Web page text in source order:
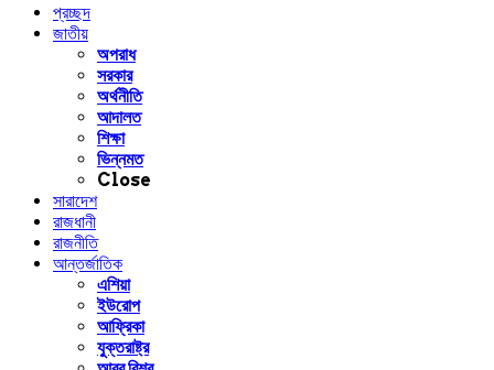
প্রচ্ছদ
জাতীয়
অপরাধ
সরকার
অর্থনীতি
আদালত
শিক্ষা
ভিন্নমত
Close
সারাদেশ
রাজধানী
রাজনীতি
আন্তর্জাতিক
এশিয়া
ইউরোপ
আফ্রিকা
যুক্তরাষ্ট্র